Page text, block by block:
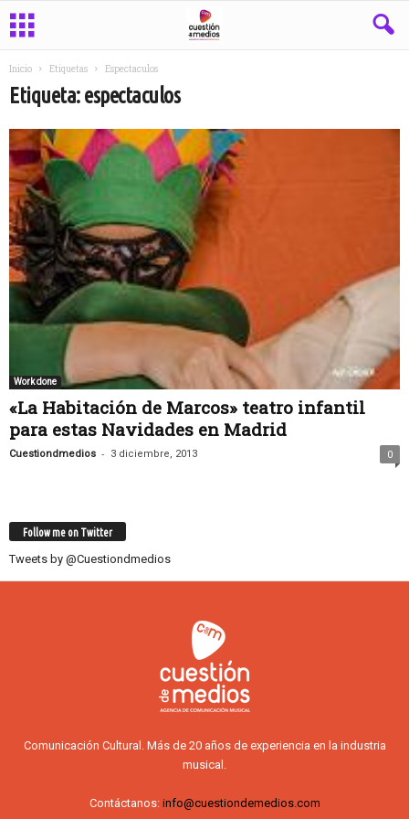
Inicio Etiquetas Espectaculos
Etiqueta: espectaculos
Work done
«La Habitación de Marcos» teatro infantil
para estas Navidades en Madrid
Cuestiondmedios - 3 diciembre, 2013 0
Follow me on Twitter
Tweets by @Cuestiondmedios
Comunicación Cultural. Más de 20 años de experiencia en la industria
musical.
Contáctanos: info@cuestiondemedios.com